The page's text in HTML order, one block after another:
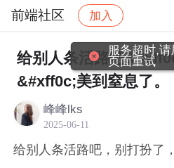
前端社区 加入
社区 前端社区 感慨
给别人条活路吧
&#xff0c;美到窒息了。
峰峰lks
2025-06-11
给别人条活路吧，别打扮了
服务超时,请
页面重试